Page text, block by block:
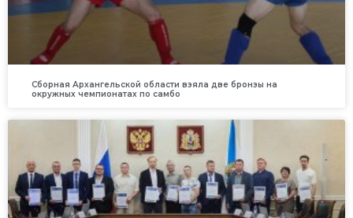
Сборная Архангельской области взяла две бронзы на
окружных чемпионатах по самбо